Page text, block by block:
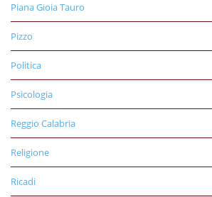
Piana Gioia Tauro
Pizzo
Politica
Psicologia
Reggio Calabria
Religione
Ricadi